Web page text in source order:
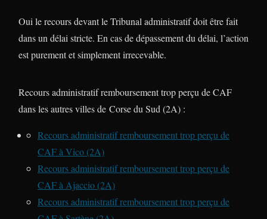
Oui le recours devant le Tribunal administratif doit être fait
dans un délai stricte. En cas de dépassement du délai, l’action
est purement et simplement irrecevable.
Recours administratif remboursement trop perçu de CAF
dans les autres villes de Corse du Sud (2A) :
Recours administratif remboursement trop perçu de
CAF à Vico (2A)
Recours administratif remboursement trop perçu de
CAF à Ajaccio (2A)
Recours administratif remboursement trop perçu de